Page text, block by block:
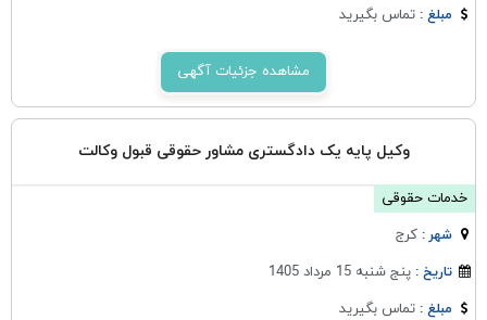
مبلغ :تماس بگیرید
مشاهده جزئیات آگهی
وکیل پایه یک دادگستری مشاور حقوقی قبول وکالت
خدمات حقوقی
شهر :كرج
تاریخ :پنج شنبه 15 مرداد 1405
مبلغ :تماس بگیرید